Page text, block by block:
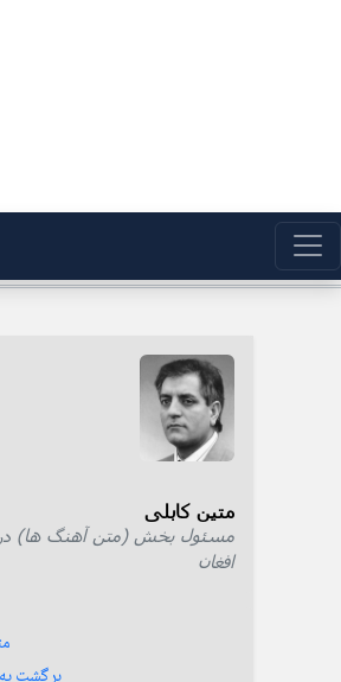
متین کابلی
مسئول بخش (متن آهنگ ها) در
افغان